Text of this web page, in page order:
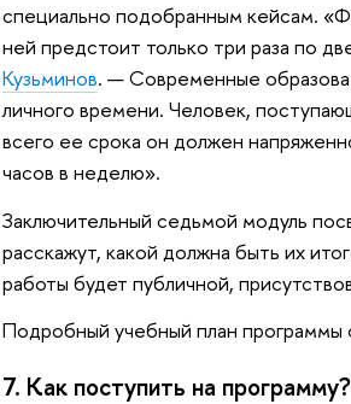
специально подобранным кейсам.
ней предстоит только три раза по
Кузьминов. — Современные
личного времени. Человек,
всего ее срока он должен
часов в неделю».
Заключительный седьмой модуль
расскажут, какой должна быть их
работы будет публичной,
Подробный учебный план программы
7. Как поступить на программу?